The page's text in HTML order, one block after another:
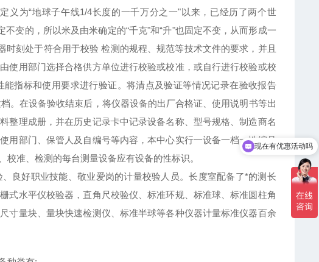
义为“地球子午线1/4长度的一千万分之一"以来，已经历了两个世
变的，所以米及由米确定的“千克"和“升"也固定不变，从而形成一
刻处于符合用于校验 检测的规程、规范等技术文件的要求，并且
使用部门选择合格供方单位进行校验或校准，或自行进行校验或校
指标和使用要求进行验证。将清点及验证等情况记录在验收报告
。在设备验收结束后，将仪器设备的出厂合格证、使用说明书等出
整理成册，并在历史记录卡中记录设备名称、型号规格、制造商名
用部门、保管人及自编号等内容，本中心实行一设备一档一性编号
准、检测的每台测量设备应有设备的性标识。
良好职业技能、敬业爱岗的计量校验人员。长度室配备了*的测长
式水平仪校验器，直角尺校验仪、标准环规、标准球、标准圆柱角
寸量块、量块快速检测仪、标准半球等各种仪器计量标准仪器百余
可以介绍下你们的产品么